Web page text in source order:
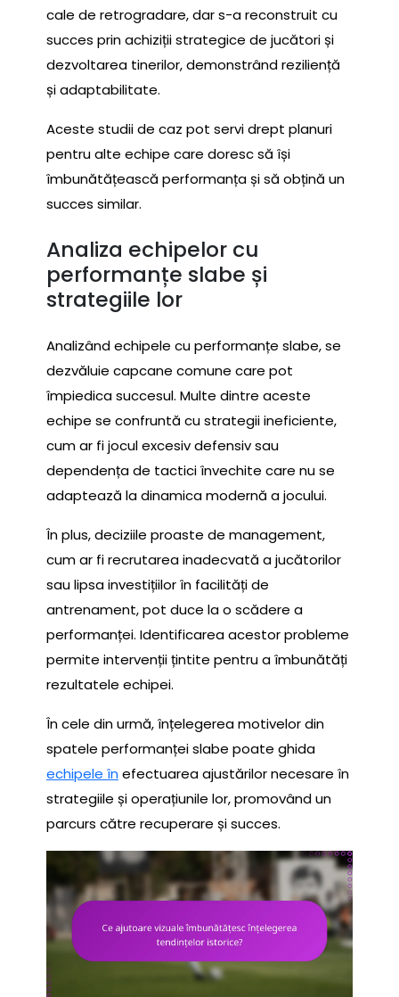
cale de retrogradare, dar s-a reconstruit cu
succes prin achiziții strategice de jucători și
dezvoltarea tinerilor, demonstrând reziliență
și adaptabilitate.
Aceste studii de caz pot servi drept planuri
pentru alte echipe care doresc să își
îmbunătățească performanța și să obțină un
succes similar.
Analiza echipelor cu
performanțe slabe și
strategiile lor
Analizând echipele cu performanțe slabe, se
dezvăluie capcane comune care pot
împiedica succesul. Multe dintre aceste
echipe se confruntă cu strategii ineficiente,
cum ar fi jocul excesiv defensiv sau
dependența de tactici învechite care nu se
adaptează la dinamica modernă a jocului.
În plus, deciziile proaste de management,
cum ar fi recrutarea inadecvată a jucătorilor
sau lipsa investițiilor în facilități de
antrenament, pot duce la o scădere a
performanței. Identificarea acestor probleme
permite intervenții țintite pentru a îmbunătăți
rezultatele echipei.
În cele din urmă, înțelegerea motivelor din
spatele performanței slabe poate ghida
echipele în efectuarea ajustărilor necesare în
strategiile și operațiunile lor, promovând un
parcurs către recuperare și succes.